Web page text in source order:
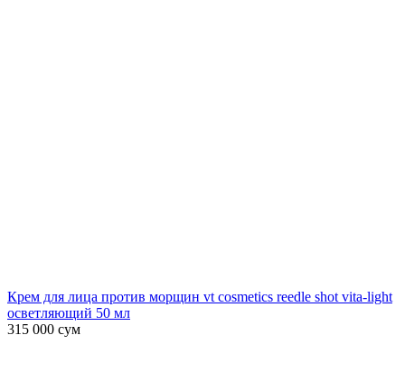
Крем для лица против морщин vt cosmetics reedle shot vita-light
осветляющий 50 мл
315 000 сум